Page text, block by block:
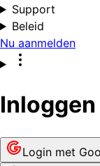
Support
Beleid
Nu aanmelden
Inloggen
Login met